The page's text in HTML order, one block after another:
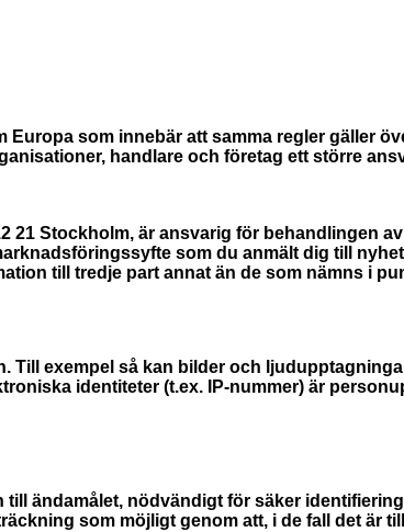
som innebär att samma regler gäller
handlare och företag ett större
21 Stockholm, är ansvarig för behandlingen
som du anmält dig till
till tredje part annat än de som nämns i
exempel så kan bilder och
identiteter (t.ex. IP-nummer) är
ändamålet, nödvändigt för säker
som möjligt genom att, i de fall det är